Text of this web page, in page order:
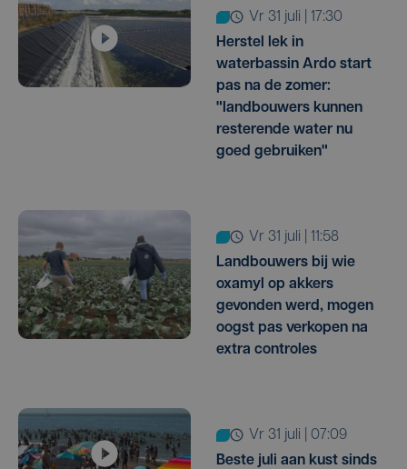
vr 31 juli | 17:30
Herstel lek in
waterbassin Ardo start
pas na de zomer:
"landbouwers kunnen
resterende water nu
goed gebruiken"
vr 31 juli | 11:58
Landbouwers bij wie
oxamyl op akkers
gevonden werd, mogen
oogst pas verkopen na
extra controles
vr 31 juli | 07:09
Beste juli aan kust sinds